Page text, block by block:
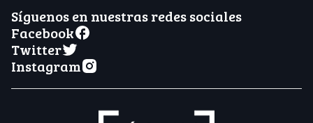
Síguenos en nuestras redes sociales
Facebook
Twitter
Instagram